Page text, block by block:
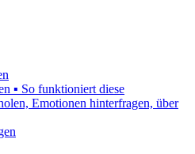
▪ So funktioniert diese
Emotionen hinterfragen, über